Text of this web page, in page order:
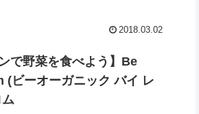
2018.03.02
で野菜を食べよう】Be
ビーオーガニック バイ レ